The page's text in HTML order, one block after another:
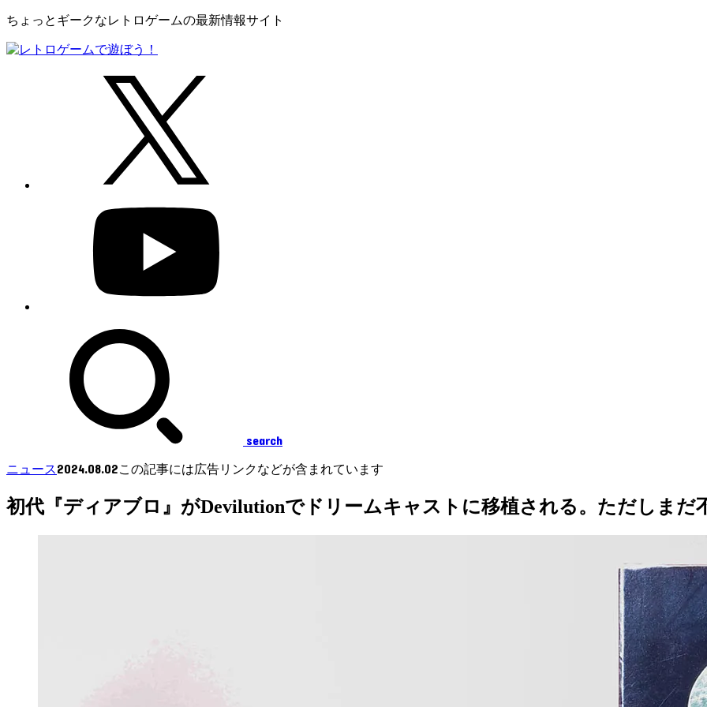
ちょっとギークなレトロゲームの最新情報サイト
search
ニュース2024.08.02この記事には広告リンクなどが含まれています
初代『ディアブロ』がDevilutionでドリームキャストに移植される。ただしまだ